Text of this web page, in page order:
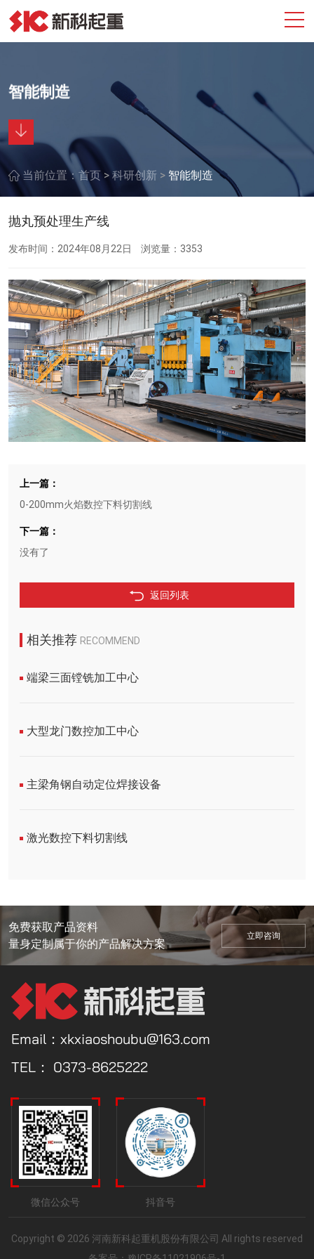
智能制造
当前位置： 首页 > 科研创新 > 智能制造
抛丸预处理生产线
发布时间：2024年08月22日 浏览量：3353
上一篇：
0-200mm火焰数控下料切割线
下一篇：
没有了
返回列表
相关推荐 RECOMMEND
端梁三面镗铣加工中心
大型龙门数控加工中心
主梁角钢自动定位焊接设备
激光数控下料切割线
免费获取产品资料
量身定制属于你的产品解决方案
立即咨询
Email：xkxiaoshoubu@163.com
TEL： 0373-8625222
微信公众号 抖音号
Copyright © 2026 河南新科起重机股份有限公司 All rights reserved